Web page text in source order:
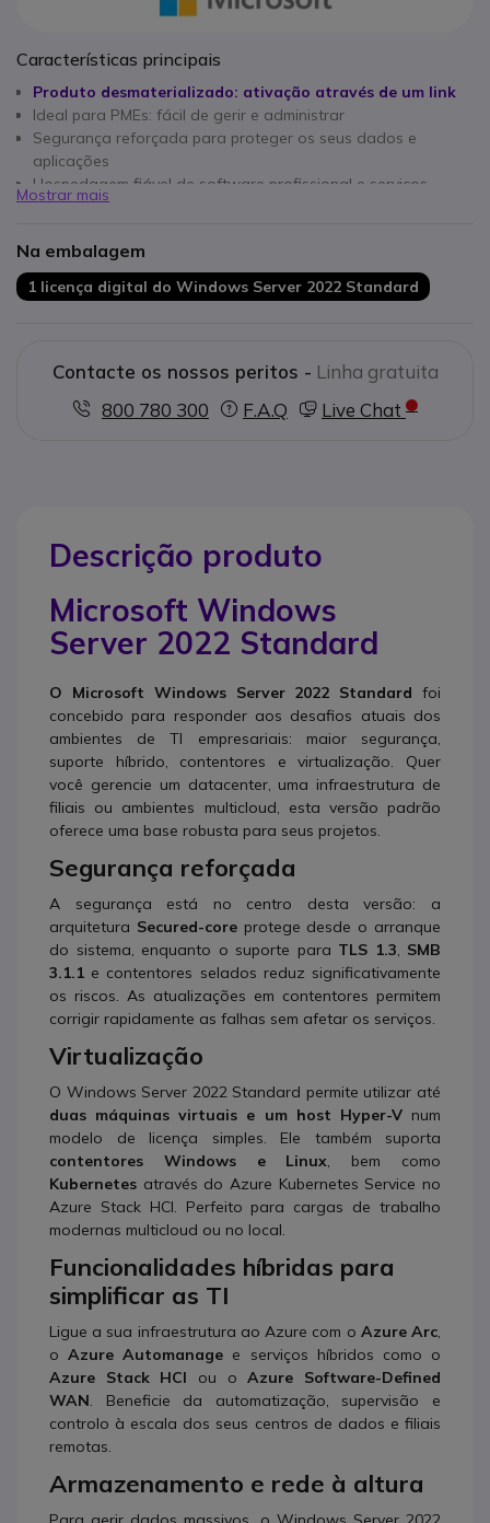
Características principais
Produto desmaterializado: ativação através de um link
Ideal para PMEs: fácil de gerir e administrar
Segurança reforçada para proteger os seus dados e
aplicações
Hospedagem fiável de software profissional e serviços
internos
Virtualização simples para criar vários ambientes de trabalho
Gestão centralizada de ficheiros, utilizadores e dispositivos
Solução escalável que se adapta ao crescimento da sua
Mostrar mais
Na embalagem
1 licença digital do Windows Server 2022 Standard
Contacte os nossos peritos - Linha gratuita
800 780 300
F.A.Q Live Chat
Descrição produto
Microsoft Windows
Server 2022 Standard
O Microsoft Windows Server 2022 Standard foi
concebido para responder aos desafios atuais dos
ambientes de TI empresariais: maior segurança,
suporte híbrido, contentores e virtualização. Quer
você gerencie um datacenter, uma infraestrutura de
filiais ou ambientes multicloud, esta versão padrão
oferece uma base robusta para seus projetos.
Segurança reforçada
A segurança está no centro desta versão: a
arquitetura Secured-coreprotege desde o arranque
do sistema, enquanto o suporte para TLS 1.3, SMB
3.1.1 e contentores selados reduz significativamente
os riscos. As atualizações em contentores permitem
corrigir rapidamente as falhas sem afetar os serviços.
Virtualização
O Windows Server 2022 Standard permite utilizar até
duas máquinas virtuais e um host Hyper-Vnum
modelo de licença simples. Ele também suporta
contentores Windows e Linux, bem como
Kubernetes através do Azure Kubernetes Service no
Azure Stack HCI. Perfeito para cargas de trabalho
modernas multicloud ou no local.
Funcionalidades híbridas para
simplificar as TI
Ligue a sua infraestrutura ao Azure com o Azure Arc,
oAzure Automanage e serviços híbridos como o
Azure Stack HCI ou oAzure Software-Defined
WAN. Beneficie da automatização, supervisão e
controlo à escala dos seus centros de dados e filiais
remotas.
Armazenamento e rede à altura